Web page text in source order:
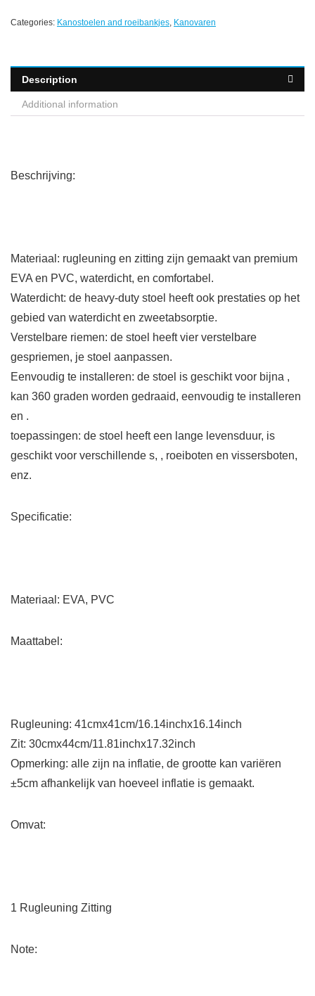
Categories: Kanostoelen and roeibankjes, Kanovaren
Description
Additional information
Beschrijving:
Materiaal: rugleuning en zitting zijn gemaakt van premium
EVA en PVC, waterdicht, en comfortabel.
Waterdicht: de heavy-duty stoel heeft ook prestaties op het
gebied van waterdicht en zweetabsorptie.
Verstelbare riemen: de stoel heeft vier verstelbare
gespriemen, je stoel aanpassen.
Eenvoudig te installeren: de stoel is geschikt voor bijna ,
kan 360 graden worden gedraaid, eenvoudig te installeren
en .
toepassingen: de stoel heeft een lange levensduur, is
geschikt voor verschillende s, , roeiboten en vissersboten,
enz.
Specificatie:
Materiaal: EVA, PVC
Maattabel:
Rugleuning: 41cmx41cm/16.14inchx16.14inch
Zit: 30cmx44cm/11.81inchx17.32inch
Opmerking: alle zijn na inflatie, de grootte kan variëren
±5cm afhankelijk van hoeveel inflatie is gemaakt.
Omvat:
1 Rugleuning Zitting
Note: